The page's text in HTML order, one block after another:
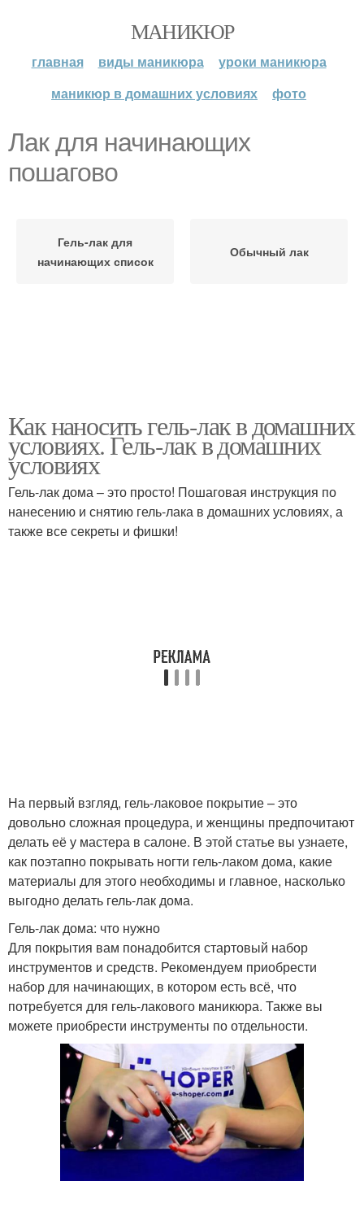
МАНИКЮР
главная виды маникюра
уроки маникюра
маникюр в домашних условиях
фото
Лак для начинающих
пошагово
Гель-лак для
начинающих список
Обычный лак
Как наносить гель-лак в домашних
условиях. Гель-лак в домашних
условиях
Гель-лак дома – это просто! Пошаговая инструкция по
нанесению и снятию гель-лака в домашних условиях, а
также все секреты и фишки!
На первый взгляд, гель-лаковое покрытие – это
довольно сложная процедура, и женщины предпочитают
делать её у мастера в салоне. В этой статье вы узнаете,
как поэтапно покрывать ногти гель-лаком дома, какие
материалы для этого необходимы и главное, насколько
выгодно делать гель-лак дома.
Гель-лак дома: что нужно
Для покрытия вам понадобится стартовый набор
инструментов и средств. Рекомендуем приобрести
набор для начинающих, в котором есть всё, что
потребуется для гель-лакового маникюра. Также вы
можете приобрести инструменты по отдельности.